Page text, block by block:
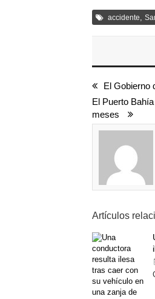
accidente,
El Gobierno
El Puerto
meses
Artículos